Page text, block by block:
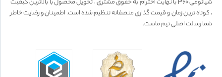
شیائومی ۳۶۰ با نهایت احترام به حقوق مشتری ، تحویل محصول با بالاترین کیفیت
، کوتاه ترین زمان و قیمت گذاری منصفانه تنظیم شده است. اطمینان و رضایت خاطر
شما رسالت اصلی تیم ماست.